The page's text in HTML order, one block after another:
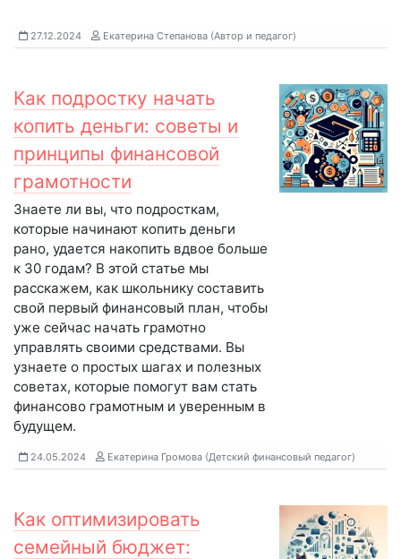
27.12.2024 Екатерина Степанова (Автор и педагог)
Как подростку начать
копить деньги: советы и
принципы финансовой
грамотности
Знаете ли вы, что подросткам,
которые начинают копить деньги
рано, удается накопить вдвое больше
к 30 годам? В этой статье мы
расскажем, как школьнику составить
свой первый финансовый план, чтобы
уже сейчас начать грамотно
управлять своими средствами. Вы
узнаете о простых шагах и полезных
советах, которые помогут вам стать
финансово грамотным и уверенным в
будущем.
24.05.2024 Екатерина Громова (Детский финансовый педагог)
Как оптимизировать
семейный бюджет: